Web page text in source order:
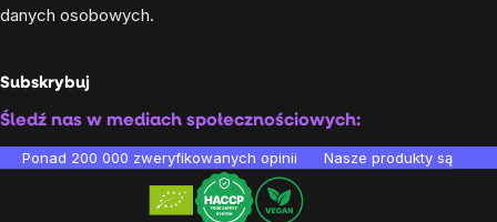
danych osobowych.
Subskrybuj
Śledź nas w mediach społecznościowych:
Ponad 200 000 zweryfikowanych opinii Nasze produkty są